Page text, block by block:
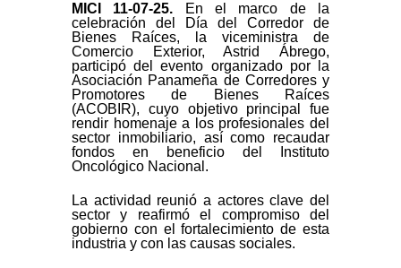
MICI 11-07-25.
En el marco de la
celebración del Día del Corredor de
Bienes Raíces, la viceministra de
Comercio Exterior, Astrid Ábrego,
participó del evento organizado por la
Asociación Panameña de Corredores y
Promotores de Bienes Raíces
(ACOBIR), cuyo objetivo principal fue
rendir homenaje a los profesionales del
sector inmobiliario, así como recaudar
fondos en beneficio del Instituto
Oncológico Nacional.
La actividad reunió a actores clave del
sector y reafirmó el compromiso del
gobierno con el fortalecimiento de esta
industria y con las causas sociales.